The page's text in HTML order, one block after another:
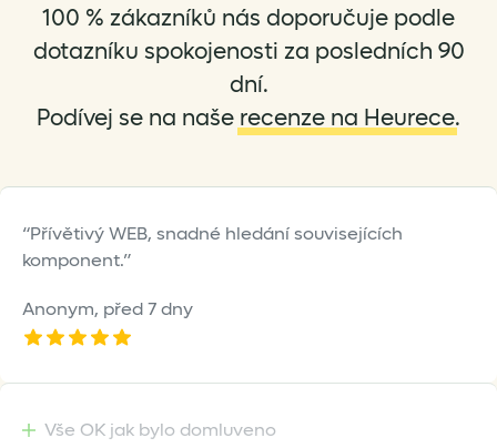
be
chosen
product
be
chosen
product
100 % zákazníků nás doporučuje podle
dotazníku spokojenosti za posledních 90
dní.
Podívej se na naše recenze na Heurece.
Přívětivý WEB, snadné hledání souvisejících
komponent.
Anonym, před 7 dny
Vše OK jak bylo domluveno